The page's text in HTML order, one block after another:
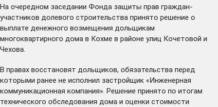
На очередном заседании Фонда защиты прав граждан-
участников долевого строительства принято решение о
выплате денежного возмещения дольщикам
многоквартирного дома в Кохме в районе улиц Кочетовой и
Чехова.
В правах восстановят дольщиков, обязательства перед
которыми ранее не исполнил застройщик «Инженерная
коммуникационная компания». Решение принято по итогам
технического обследования дома и оценки стоимости